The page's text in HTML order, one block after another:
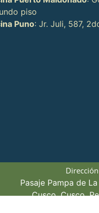
piso
Puno: Jr. Juli, 587,
Dirección
Pasaje Pampa de
Cusco, Cusco,